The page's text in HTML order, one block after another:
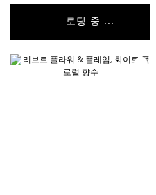
로딩 중 ...